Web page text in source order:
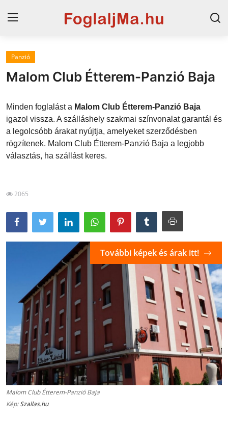
Magyarország
Szállások a Balatonon
Horvátország
Szállások Hajdúszoboszlón
Panzió
Malom Club Étterem-Panzió Baja
Minden foglalást a Malom Club Étterem-Panzió Baja
igazol vissza. A szálláshely szakmai színvonalat garantál és
a legolcsóbb árakat nyújtja, amelyeket szerződésben
rögzítenek. Malom Club Étterem-Panzió Baja a legjobb
választás, ha szállást keres.
2065
Malom Club Étterem-Panzió Baja
Kép:Szallas.hu
További képek és árak itt!